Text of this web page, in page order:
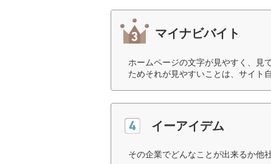
マイナビバイト
ホームページの文字が見やすく、見
ためそれが見やすいことは、サイト
イーアイデム
その企業でどんなことが出来るか他